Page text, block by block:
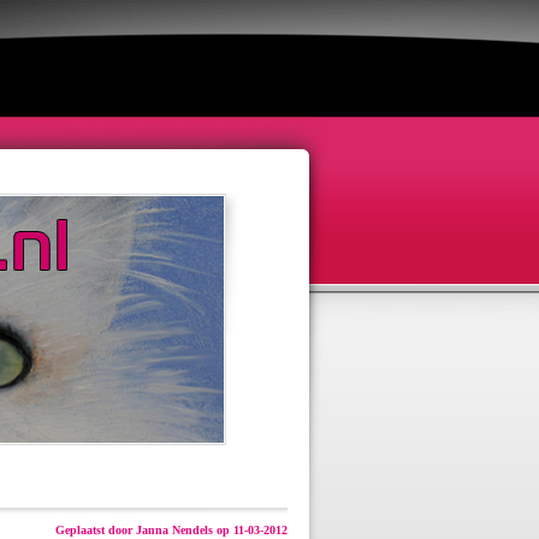
Geplaatst door Janna Nendels op 11-03-2012